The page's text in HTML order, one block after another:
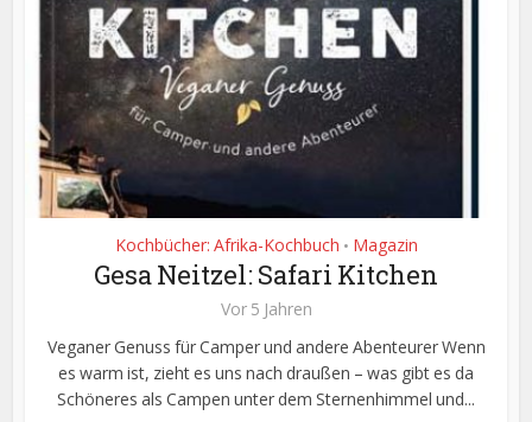
Kochbücher: Afrika-Kochbuch • Magazin
Gesa Neitzel: Safari Kitchen
Vor 5 Jahren
Veganer Genuss für Camper und andere Abenteurer Wenn
es warm ist, zieht es uns nach draußen – was gibt es da
Schöneres als Campen unter dem Sternenhimmel und...